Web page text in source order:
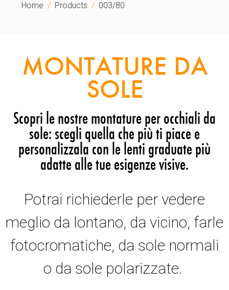
Home Products 003/80
MONTATURE DA
SOLE
Scopri le nostre montature per occhiali da
sole: scegli quella che più ti piace e
personalizzala con le lenti graduate più
adatte alle tue esigenze visive.
Potrai richiederle per vedere
meglio da lontano, da vicino, farle
fotocromatiche, da sole normali
o da sole polarizzate.